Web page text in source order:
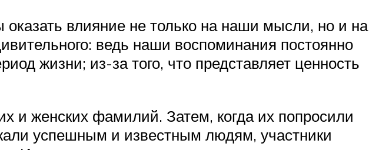
влияние не только на наши мысли, но и на
ведь наши воспоминания постоянно
жизни; из-за того, что представляет ценность
и женских фамилий. Затем, когда их попросили
успешным и известным людям, участники